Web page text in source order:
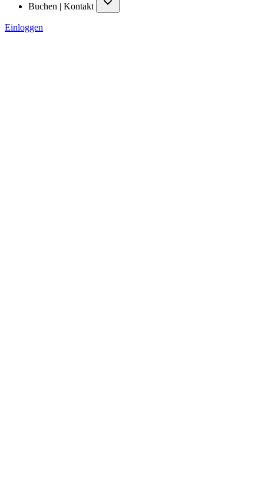
Buchen | Kontakt
Einloggen